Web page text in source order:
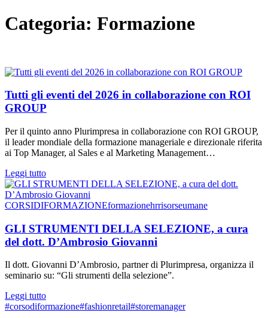
Categoria: Formazione
Tutti gli eventi del 2026 in collaborazione con ROI
GROUP
Per il quinto anno Plurimpresa in collaborazione con ROI GROUP,
il leader mondiale della formazione manageriale e direzionale riferita
ai Top Manager, al Sales e al Marketing Management…
Leggi tutto
CORSIDIFORMAZIONEformazionehrrisorseumane
GLI STRUMENTI DELLA SELEZIONE, a cura
del dott. D’Ambrosio Giovanni
Il dott. Giovanni D’Ambrosio, partner di Plurimpresa, organizza il
seminario su: “Gli strumenti della selezione”.
Leggi tutto
#corsodiformazione#fashionretail#storemanager